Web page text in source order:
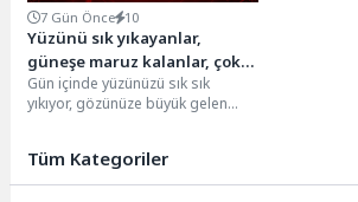
7 Gün Önce 10
Yüzünü sık yıkayanlar,
güneşe maruz kalanlar, çok
terleyenler dikkat!
Gün içinde yüzünüzü sık sık
yıkıyor, gözünüze büyük gelen
Tüm Kategoriler